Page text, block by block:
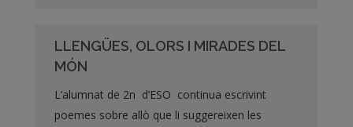
LLENGÜES, OLORS I MIRADES DEL
MÓN
L’alumnat de 2n d’ESO continua escrivint
poemes sobre allò que li suggereixen les